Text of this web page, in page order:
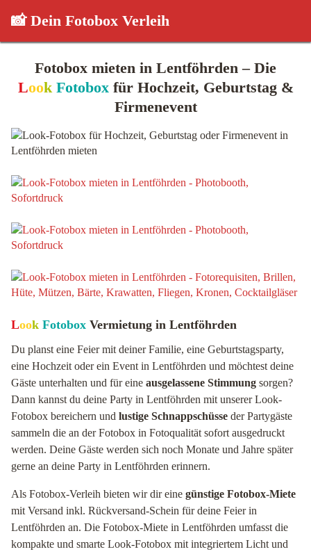
📸 Dein Fotobox Verleih
Fotobox mieten in Lentföhrden – Die
Look Fotoboxfür Hochzeit, Geburtstag &
Firmenevent
Look Fotobox Vermietung in Lentföhrden
Du planst eine Feier mit deiner Familie, eine Geburtstagsparty,
eine Hochzeit oder ein Event in Lentföhrden und möchtest deine
Gäste unterhalten und für eine ausgelassene Stimmung sorgen?
Dann kannst du deine Party in Lentföhrden mit unserer Look-
Fotobox bereichern und lustige Schnappschüsse der Partygäste
sammeln die an der Fotobox in Fotoqualität sofort ausgedruckt
werden. Deine Gäste werden sich noch Monate und Jahre später
gerne an deine Party in Lentföhrden erinnern.
Als Fotobox-Verleih bieten wir dir eine günstige Fotobox-Miete
mit Versand inkl. Rückversand-Schein für deine Feier in
Lentföhrden an. Die Fotobox-Miete in Lentföhrden umfasst die
kompakte und smarte Look-Fotobox mit integriertem Licht und